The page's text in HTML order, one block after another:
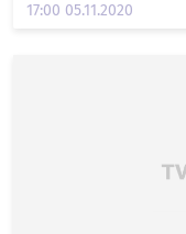
17:00 05.11.2020